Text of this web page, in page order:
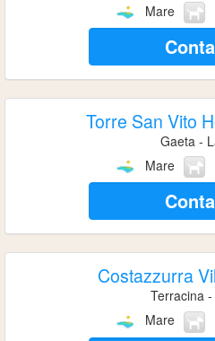
Mare
Torre San Vito
Gaeta -
Mare
Costazzurra
Terracina
Mare